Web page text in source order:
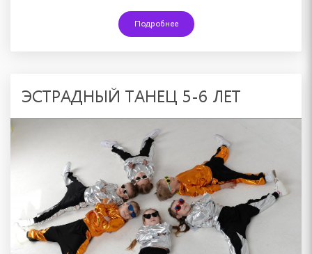
Подробнее
ЭСТРАДНЫЙ ТАНЕЦ 5-6 ЛЕТ